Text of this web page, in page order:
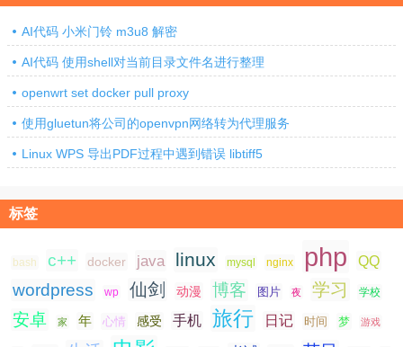
AI代码 小米门铃 m3u8 解密
AI代码 使用shell对当前目录文件名进行整理
openwrt set docker pull proxy
使用gluetun将公司的openvpn网络转为代理服务
Linux WPS 导出PDF过程中遇到错误 libtiff5
标签
bash c++ docker java linux mysql nginx php QQ
wordpress wp 仙剑 动漫 博客 图片 夜 学习 学校
安卓 家 年 心情 感受 手机 旅行 日记 时间 梦 游戏